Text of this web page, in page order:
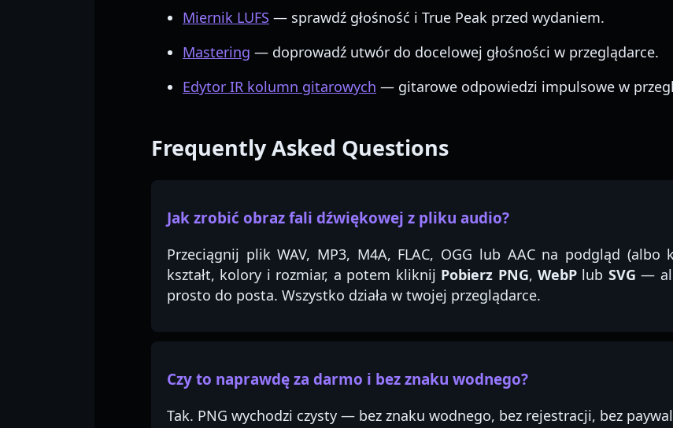
Miernik LUFS — sprawdź głośność i True Peak przed wydaniem.
Mastering — doprowadź utwór do docelowej głośności w przeglądarce.
Edytor IR kolumn gitarowych — gitarowe odpowiedzi impulsowe w
Frequently Asked Questions
Jak zrobić obraz fali dźwiękowej z pliku audio?
Przeciągnij plik WAV, MP3, M4A, FLAC, OGG lub AAC na podgląd
kształt, kolory i rozmiar, a potem kliknij Pobierz PNG,WebP lub SVG —
prosto do posta. Wszystko działa w twojej przeglądarce.
Czy to naprawdę za darmo i bez znaku wodnego?
Tak. PNG wychodzi czysty — bez znaku wodnego, bez rejestracji, bez